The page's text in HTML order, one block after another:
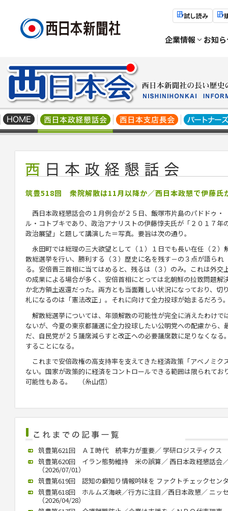
試し読み
企業情報 お知
筑豊518回 衆院解散は11月以降か／西日本政懇で伊藤氏
西日本政経懇話会の１月例会が２５日、飯塚市片島のパドドゥ・
ル・コトブキであり、政治アナリストの伊藤惇夫氏が「２０１７年
政治展望」と題して講演した＝写真。要旨は次の通り。
永田町では総理の三大欲望として（１）１日でも長い在任（２）
散総選挙を行い、勝利する（３）歴史に名を残す－の３点が語られ
る。安倍晋三首相に当てはめると、残るは（３）のみ。これは外交
の成果による場合が多く、安倍首相にとっては北朝鮮の拉致問題解
か北方領土返還だった。両方とも当面難しい状況になっており、切
札になるのは「憲法改正」。それに向けて全力投球が始まるだろう
解散総選挙については、年頭解散の可能性が完全に消えたわけで
ないが、今夏の東京都議選に全力投球したい公明党への配慮から
だ、自民党が２５議席減らすと改正への必要議席数に足りなくな
することになる。
これまで安倍政権の高支持率を支えてきた経済政策「アベノミク
ない。国家が政策的に経済をコントロールできる範囲は限られて
可能性もある。 （糸山信）
筑豊第621回 ＡＩ時代 統率力が重要／ 学研ロジスティクス
筑豊第620回 イラン態勢維持 米の誤算／ 西日本政経懇話会
（2026/07/01）
筑豊第619回 認知の癖知り情報吟味を ファクトチェックセ
筑豊第618回 ホルムズ海峡／行方に注目／西日本政懇／ ニッ
（2026/04/28）